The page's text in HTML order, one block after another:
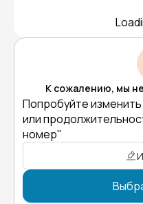
К сожалению, мы
Попробуйте
или
номер"